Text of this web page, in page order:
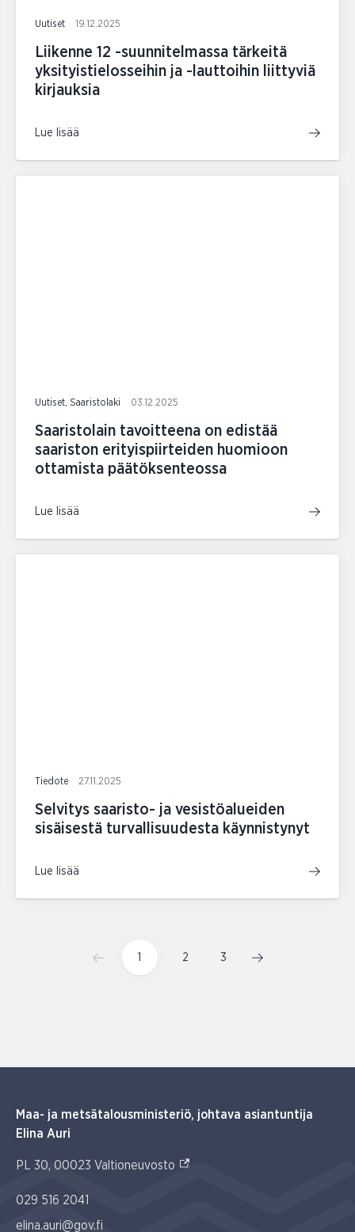
Uutiset 19.12.2025
Liikenne 12 -suunnitelmassa tärkeitä
yksityistielosseihin ja -lauttoihin liittyviä
kirjauksia
Lue lisää
Uutiset, Saaristolaki 03.12.2025
Saaristolain tavoitteena on edistää
saariston erityispiirteiden huomioon
ottamista päätöksenteossa
Lue lisää
Tiedote 27.11.2025
Selvitys saaristo- ja vesistöalueiden
sisäisestä turvallisuudesta käynnistynyt
Lue lisää
1 2 3
Maa- ja metsätalousministeriö, johtava asiantuntija
Elina Auri
PL 30, 00023 Valtioneuvosto (Ulkoinen linkki)
029 516 2041
elina.auri@gov.fi